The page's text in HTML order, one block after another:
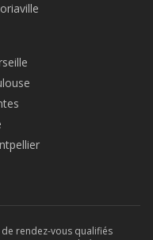
de rendez-vous qualifiés